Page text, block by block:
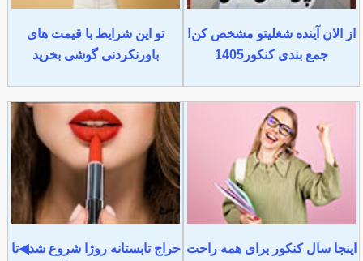
از الان آینده شغلیتو مشخص کن!
جمع بندی کنکور1405
تو این شرایط با قیمت های
باورنکردنی گوشی بخرید
اینجا سال کنکور برای همه راحت حراج تابستانه روژا شروع شد◀تا